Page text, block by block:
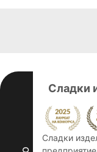
Сладки
Сладки